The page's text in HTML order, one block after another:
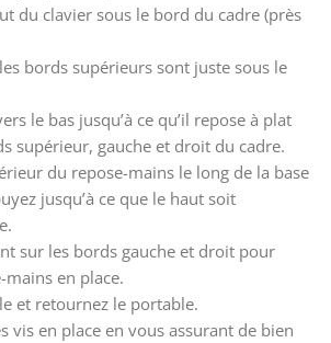
du clavier sous le bord du cadre (près
bords supérieurs sont juste sous le
le bas jusqu’à ce qu’il repose à plat
supérieur, gauche et droit du cadre.
du repose-mains le long de la base
jusqu’à ce que le haut soit
sur les bords gauche et droit pour
en place.
et retournez le portable.
vis en place en vous assurant de bien